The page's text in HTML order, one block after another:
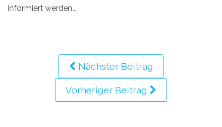
informiert werden...
Nächster Beitrag
Vorheriger Beitrag